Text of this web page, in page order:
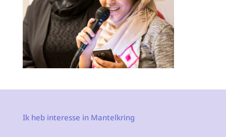
Ik heb interesse in Mantelkring